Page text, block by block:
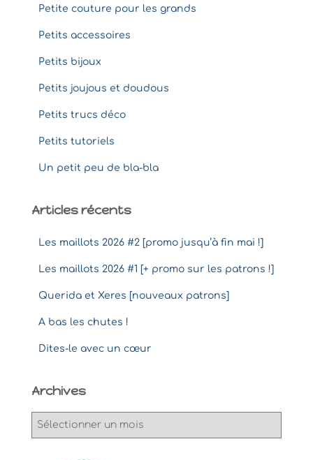
Petite couture pour les grands
Petits accessoires
Petits bijoux
Petits joujous et doudous
Petits trucs déco
Petits tutoriels
Un petit peu de bla-bla
Articles récents
Les maillots 2026 #2 [promo jusqu’à fin mai !]
Les maillots 2026 #1 [+ promo sur les patrons !]
Querida et Xeres [nouveaux patrons]
A bas les chutes !
Dites-le avec un cœur
Archives